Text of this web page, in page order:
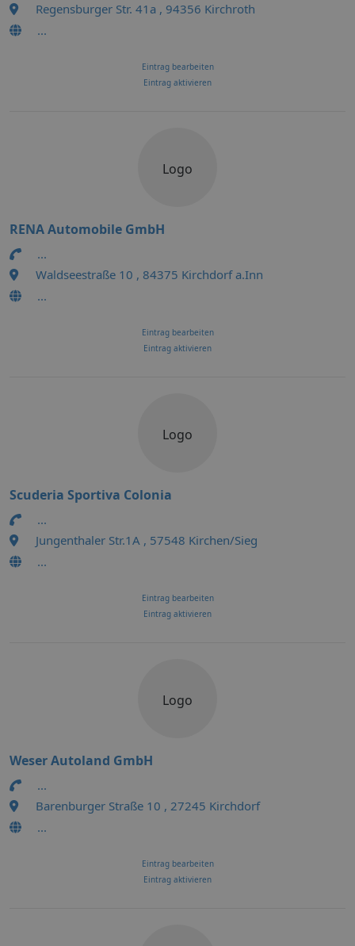
Regensburger Str. 41a , 94356 Kirchroth
...
Eintrag bearbeiten
Eintrag aktivieren
Logo
RENA Automobile GmbH
...
Waldseestraße 10 , 84375 Kirchdorf a.Inn
...
Eintrag bearbeiten
Eintrag aktivieren
Logo
Scuderia Sportiva Colonia
...
Jungenthaler Str.1A , 57548 Kirchen/Sieg
...
Eintrag bearbeiten
Eintrag aktivieren
Logo
Weser Autoland GmbH
...
Barenburger Straße 10 , 27245 Kirchdorf
...
Eintrag bearbeiten
Eintrag aktivieren